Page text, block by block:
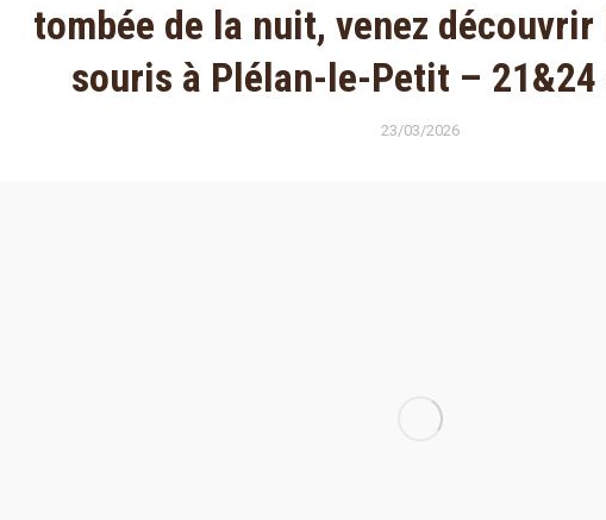
tombée de la nuit, venez découvrir
souris à Plélan-le-Petit –
23/03/2026